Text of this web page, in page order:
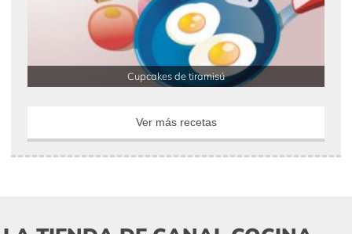
Cupcakes de tiramisú
Ver más recetas